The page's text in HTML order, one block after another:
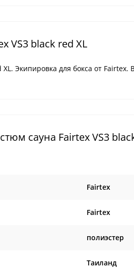
VS3 black red XL
Экипировка для бокса от
сауна Fairtex VS3
Fairtex
Fairtex
полиэстер
Таиланд